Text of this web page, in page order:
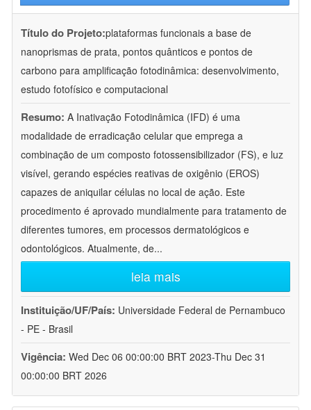
Título do Projeto:plataformas funcionais a base de
nanoprismas de prata, pontos quânticos e pontos de
carbono para amplificação fotodinâmica: desenvolvimento,
estudo fotofísico e computacional
Resumo: A Inativação Fotodinâmica (IFD) é uma
modalidade de erradicação celular que emprega a
combinação de um composto fotossensibilizador (FS), e luz
visível, gerando espécies reativas de oxigênio (EROS)
capazes de aniquilar células no local de ação. Este
procedimento é aprovado mundialmente para tratamento de
diferentes tumores, em processos dermatológicos e
odontológicos. Atualmente, de...
leia mais
Instituição/UF/País: Universidade Federal de Pernambuco
- PE - Brasil
Vigência: Wed Dec 06 00:00:00 BRT 2023-Thu Dec 31
00:00:00 BRT 2026